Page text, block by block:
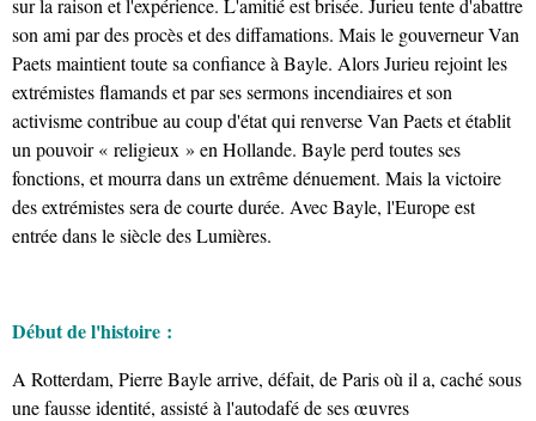
sur la raison et l'expérience. L'amitié est brisée. Jurieu tente d'abattre
son ami par des procès et des diffamations. Mais le gouverneur Van
Paets maintient toute sa confiance à Bayle. Alors Jurieu rejoint les
extrémistes flamands et par ses sermons incendiaires et son
activisme contribue au coup d'état qui renverse Van Paets et établit
un pouvoir « religieux » en Hollande. Bayle perd toutes ses
fonctions, et mourra dans un extrême dénuement. Mais la victoire
des extrémistes sera de courte durée. Avec Bayle, l'Europe est
entrée dans le siècle des Lumières.
Début de l'histoire :
A Rotterdam, Pierre Bayle arrive, défait, de Paris où il a, caché sous
une fausse identité, assisté à l'autodafé de ses œuvres